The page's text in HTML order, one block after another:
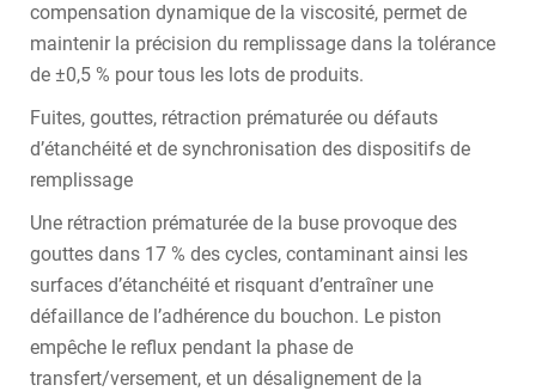
compensation dynamique de la viscosité, permet de
maintenir la précision du remplissage dans la tolérance
de ±0,5 % pour tous les lots de produits.
Fuites, gouttes, rétraction prématurée ou défauts
d’étanchéité et de synchronisation des dispositifs de
remplissage
Une rétraction prématurée de la buse provoque des
gouttes dans 17 % des cycles, contaminant ainsi les
surfaces d’étanchéité et risquant d’entraîner une
défaillance de l’adhérence du bouchon. Le piston
empêche le reflux pendant la phase de
transfert/versement, et un désalignement de la